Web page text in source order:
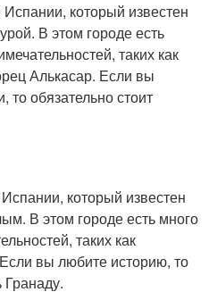
который известен
В этом городе есть
таких как
Алькасар. Если вы
то обязательно стоит
который известен
В этом городе есть много
таких как
вы любите историю, то
Гранаду.